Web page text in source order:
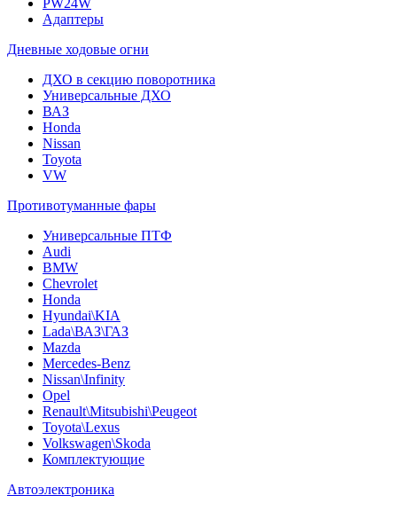
PW24W
Адаптеры
Дневные ходовые огни
ДХО в секцию поворотника
Универсальные ДХО
ВАЗ
Honda
Nissan
Toyota
VW
Противотуманные фары
Универсальные ПТФ
Audi
BMW
Chevrolet
Honda
Hyundai\KIA
Lada\ВАЗ\ГАЗ
Mazda
Mercedes-Benz
Nissan\Infinity
Opel
Renault\Mitsubishi\Peugeot
Toyota\Lexus
Volkswagen\Skoda
Комплектующие
Автоэлектроника